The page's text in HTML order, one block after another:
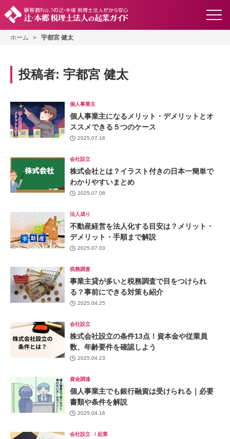
ホーム 宇都宮 健太
投稿者: 宇都宮 健太
個人事業主
個人事業主になるメリット・デメリットとオ
ススメできる５つのケース
2025.07.16
会社設立
株式会社とは？イラスト付きの日本一簡単で
わかりやすいまとめ
2025.07.08
法人成り
不動産経営を法人化する目安は？メリット・
デメリット・手順まで解説
2025.07.03
税務調査
事業主貸が多いと税務調査で目をつけられ
る？事前にできる対策も紹介
2025.04.25
会社設立
株式会社設立の条件13点！資本金や従業員
数、年齢要件を確認しよう
2025.04.23
資金調達
個人事業主でも銀行融資は受けられる｜必要
書類や条件を解説
2025.04.16
会社設立 起業